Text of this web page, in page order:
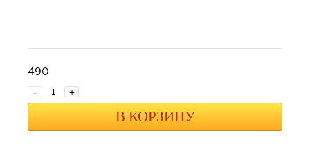
490
- +
В КОРЗИНУ